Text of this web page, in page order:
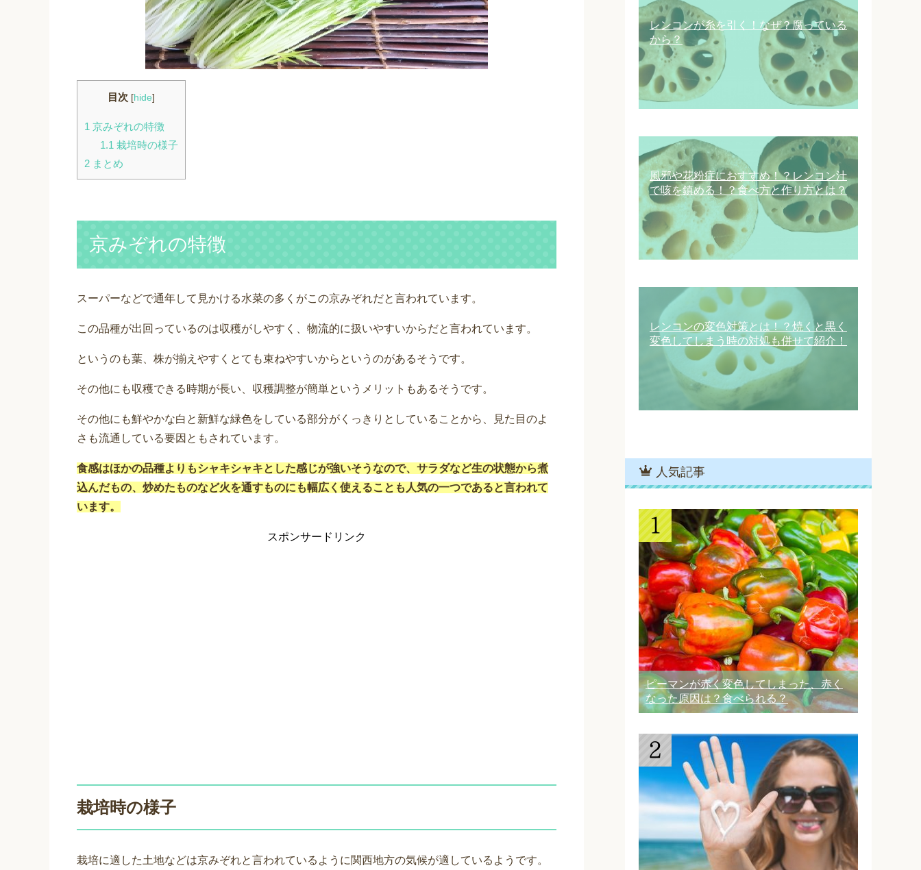
目次 [hide]
1 京みぞれの特徴
1.1 栽培時の様子
2 まとめ
京みぞれの特徴
スーパーなどで通年して見かける水菜の多くがこの京みぞれだと言われています。
この品種が出回っているのは収穫がしやすく、物流的に扱いやすいからだと言われています。
というのも葉、株が揃えやすくとても束ねやすいからというのがあるそうです。
その他にも収穫できる時期が長い、収穫調整が簡単というメリットもあるそうです。
その他にも鮮やかな白と新鮮な緑色をしている部分がくっきりとしていることから、見た目のよ
さも流通している要因ともされています。
食感はほかの品種よりもシャキシャキとした感じが強いそうなので、サラダなど生の状態から煮
込んだもの、炒めたものなど火を通すものにも幅広く使えることも人気の一つであると言われて
います。
スポンサードリンク
栽培時の様子
栽培に適した土地などは京みぞれと言われているように関西地方の気候が適しているようです。
レンコンが糸を引く！なぜ？腐っている
から？
風邪や花粉症におすすめ！？レンコン汁
で咳を鎮める！？食べ方と作り方とは？
レンコンの変色対策とは！？焼くと黒く
変色してしまう時の対処も併せて紹介！
人気記事
ピーマンが赤く変色してしまった、赤く
なった原因は？食べられる？